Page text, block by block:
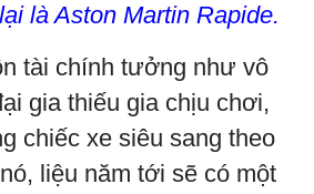
làAston MartinRapide.
tài chính tưởng như vô
gia thiếu gia chịu chơi,
chiếc xe siêu sang theo
liệu năm tới sẽ có một